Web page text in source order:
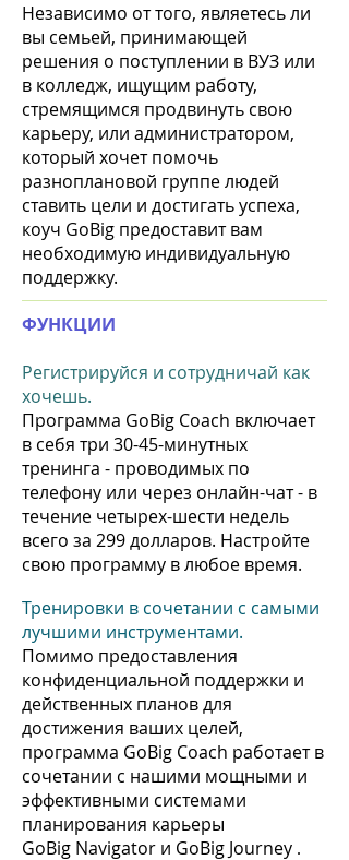
Независимо от того, являетесь ли
вы семьей, принимающей
решения о поступлении в ВУЗ или
в колледж, ищущим работу,
стремящимся продвинуть свою
карьеру, или администратором,
который хочет помочь
разноплановой группе людей
ставить цели и достигать успеха,
коуч GoBig предоставит вам
необходимую индивидуальную
поддержку.
ФУНКЦИИ
Регистрируйся и сотрудничай как
хочешь.
Программа GoBig Coach включает
в себя три 30-45-минутных
тренинга - проводимых по
телефону или через онлайн-чат - в
течение четырех-шести недель
всего за 299 долларов. Настройте
свою программу в любое время.
Тренировки в сочетании с самыми
лучшими инструментами.
Помимо предоставления
конфиденциальной поддержки и
действенных планов для
достижения ваших целей,
программа GoBig Coach работает в
сочетании с нашими мощными и
эффективными системами
планирования карьеры
GoBig Navigator и GoBig Journey .